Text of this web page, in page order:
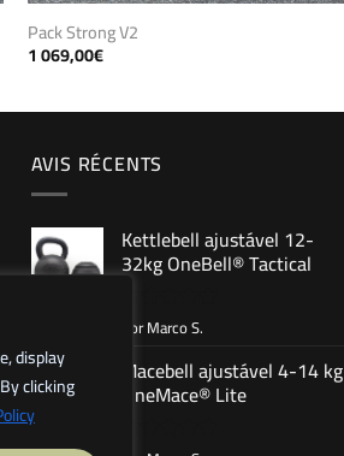
display
clicking
Pack Strong V2
1 069,00€
AVIS RÉCENTS
Kettlebell ajustável 12-
32kg OneBell® Tactical
Avaliação
por Marco S.
Macebell ajustável 4-14 kg
OneMace® Lite